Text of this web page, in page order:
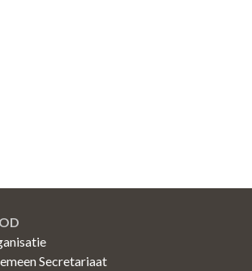
Secretariaat